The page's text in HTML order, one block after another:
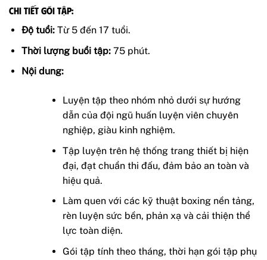
Chi tiết gói tập:
Độ tuổi:Từ 5 đến 17 tuổi.
Thời lượng buổi tập:75 phút.
Nội dung:
Luyện tập theo nhóm nhỏ dưới sự hướng
dẫn của đội ngũ huấn luyện viên chuyên
nghiệp, giàu kinh nghiệm.
Tập luyện trên hệ thống trang thiết bị hiện
đại, đạt chuẩn thi đấu, đảm bảo an toàn và
hiệu quả.
Làm quen với các kỹ thuật boxing nền tảng,
rèn luyện sức bền, phản xạ và cải thiện thể
lực toàn diện.
Gói tập tính theo tháng, thời hạn gói tập phụ